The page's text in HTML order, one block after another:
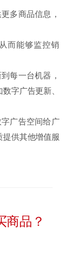
多商品信息，
而能够监控销
每一台机器，
字广告更新、
广告空间给广
供其他增值服
商品？